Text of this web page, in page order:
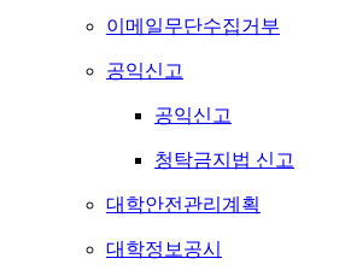
이메일무단수집거부
공익신고
공익신고
청탁금지법 신고
대학안전관리계획
대학정보공시